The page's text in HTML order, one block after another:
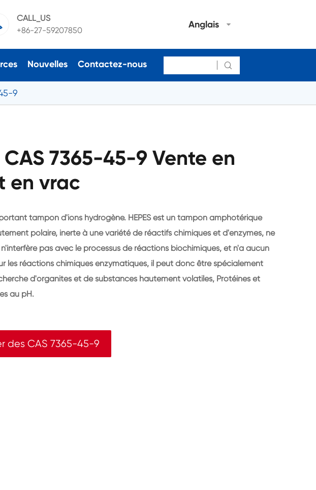
CALL_US
+86-27-59207850
Anglais
Nouvelles Contactez-nous 
9
CAS 7365-45-9 Vente en
en vrac
tampon d'ions hydrogène. HEPES est un tampon amphotérique
polaire, inerte à une variété de réactifs chimiques et d'enzymes, ne
pas avec le processus de réactions biochimiques, et n'a aucun
les réactions chimiques enzymatiques, il peut donc être spécialement
d'organites et de substances hautement volatiles, Protéines et
au pH.
des CAS 7365-45-9